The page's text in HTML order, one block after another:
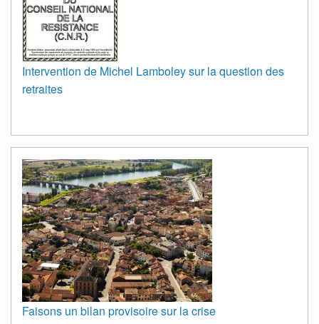
Intervention de Michel Lamboley sur la question des
retraites
Faisons un bilan provisoire sur la crise